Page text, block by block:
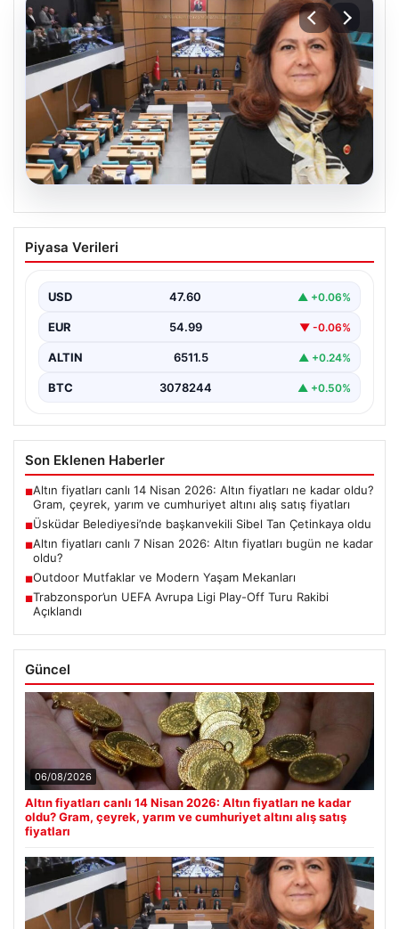
05.08.2026
Üsküdar Belediyesi’nde başkanvekili
Sibel Tan Çetinkaya oldu
Piyasa Verileri
USD 47.60 ▲ +0.06%
EUR 54.99 ▼ -0.06%
ALTIN 6511.5 ▲ +0.24%
BTC 3078244 ▲ +0.50%
Son Eklenen Haberler
■Altın fiyatları canlı 14 Nisan 2026: Altın fiyatları ne kadar oldu?
Gram, çeyrek, yarım ve cumhuriyet altını alış satış fiyatları
■Üsküdar Belediyesi’nde başkanvekili Sibel Tan Çetinkaya oldu
■Altın fiyatları canlı 7 Nisan 2026: Altın fiyatları bugün ne kadar
oldu?
■Outdoor Mutfaklar ve Modern Yaşam Mekanları
■Trabzonspor’un UEFA Avrupa Ligi Play-Off Turu Rakibi
Açıklandı
Güncel
06/08/2026
Altın fiyatları canlı 14 Nisan 2026: Altın fiyatları ne kadar
oldu? Gram, çeyrek, yarım ve cumhuriyet altını alış satış
fiyatları